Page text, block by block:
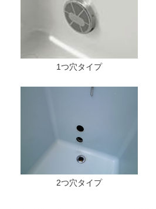
1つ穴タイプ
2つ穴タイプ